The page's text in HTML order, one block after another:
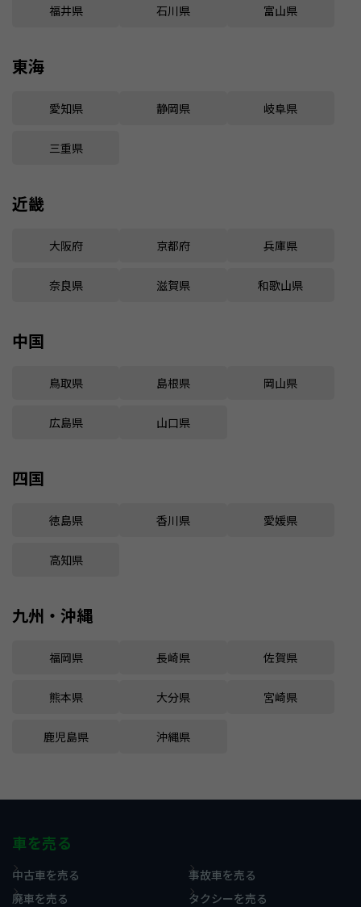
福井県 石川県 富山県
東海
愛知県 静岡県 岐阜県
三重県
近畿
大阪府 京都府 兵庫県
奈良県 滋賀県 和歌山県
中国
鳥取県 島根県 岡山県
広島県 山口県
四国
徳島県 香川県 愛媛県
高知県
九州・沖縄
福岡県 長崎県 佐賀県
熊本県 大分県 宮崎県
鹿児島県 沖縄県
車を売る
中古車を売る
事故車を売る
廃車を売る
タクシーを売る